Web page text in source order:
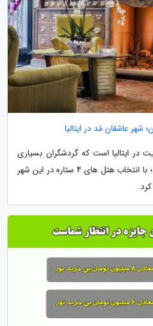
در ایتالیا است که گردشگران بسیاری
به این شهر مُد سفر می نمایند؛ با انتخاب هتل های 4 ستاره در این شهر